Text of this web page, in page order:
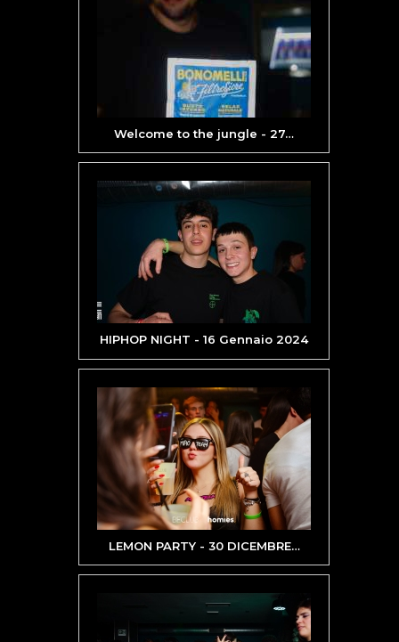
Welcome to the jungle - 27…
HIPHOP NIGHT - 16 Gennaio 2024
LEMON PARTY - 30 DICEMBRE…